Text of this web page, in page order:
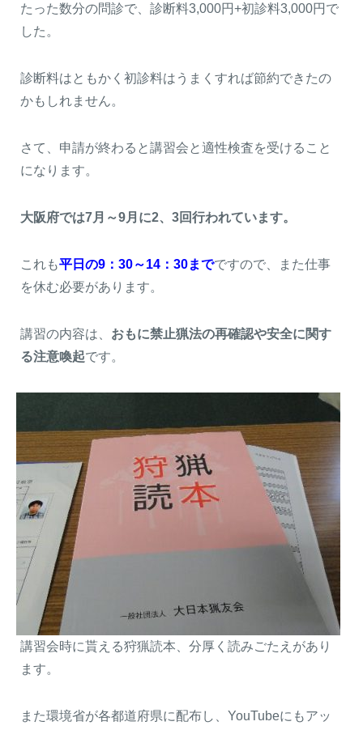
たった数分の問診で、診断料3,000円+初診料3,000円で
した。
診断料はともかく初診料はうまくすれば節約できたの
かもしれません。
さて、申請が終わると講習会と適性検査を受けること
になります。
大阪府では7月～9月に2、3回行われています。
これも平日の9：30～14：30までですので、また仕事
を休む必要があります。
講習の内容は、 おもに禁止猟法の再確認や安全に関す
る注意喚起です。
講習会時に貰える狩猟読本、分厚く読みごたえがあり
ます。
また環境省が各都道府県に配布し、YouTubeにもアッ